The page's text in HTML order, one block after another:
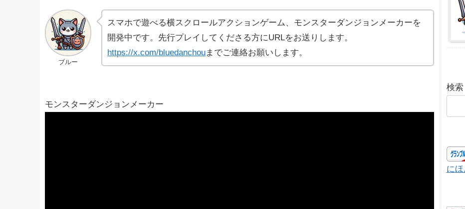
ブルー
スマホで遊べる横スクロールアクションゲーム、モンスターダンジョンメーカーを
開発中です。先行プレイしてくださる方にURLをお送りします。
https://x.com/bluedanchouまでご連絡お願いします。
モンスターダンジョンメーカー
検索
に